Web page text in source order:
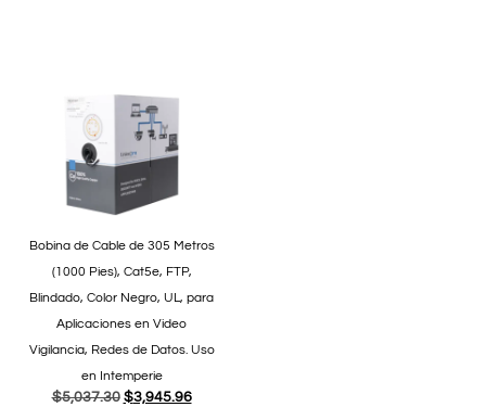
Bobina de Cable de 305 Metros
(1000 Pies), Cat5e, FTP,
Blindado, Color Negro, UL, para
Aplicaciones en Video
Vigilancia, Redes de Datos. Uso
en Intemperie
$5,037.30 $3,945.96